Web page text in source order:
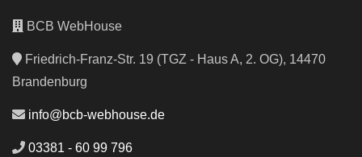
BCB WebHouse
Friedrich-Franz-Str. 19 (TGZ - Haus A, 2. OG), 14470
Brandenburg
info@bcb-webhouse.de
03381 - 60 99 796